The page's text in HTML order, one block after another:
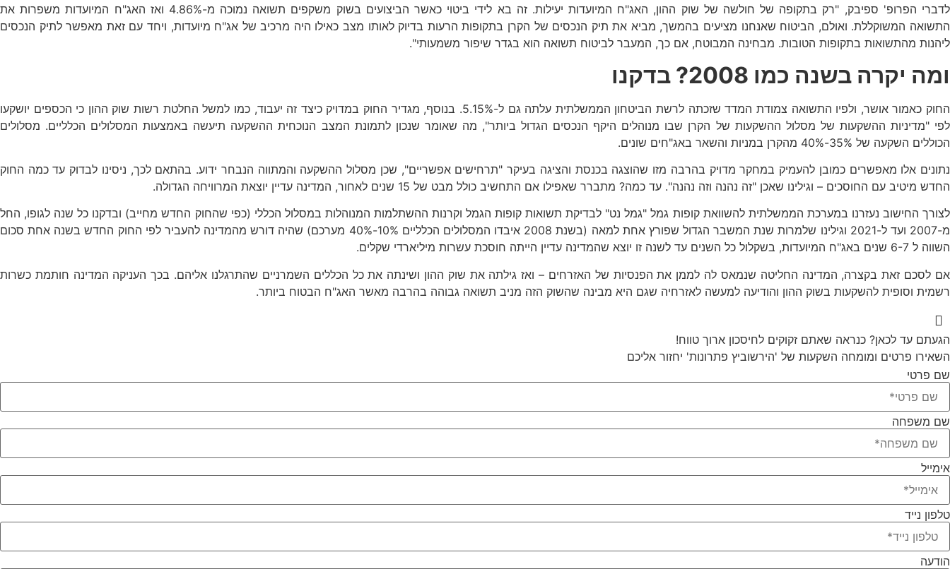
לדברי הפרופ' ספיבק, "רק בתקופה של חולשה של שוק ההון, האג"ח המיועדות יעילות. זה בא לידי ביטוי כאשר הביצועים בשוק משקפים תשואה נמוכה מ-4.86% ואז האג"ח המיועדות משפרות את
התשואה המשוקללת. ואולם, הביטוח שאנחנו מציעים בהמשך, מביא את תיק הנכסים של הקרן בתקופות הרעות בדיוק לאותו מצב כאילו היה מרכיב של אג"ח מיועדות, ויחד עם זאת מאפשר לתיק הנכסים
ליהנות מהתשואות בתקופות הטובות. מבחינה המבוטח, אם כך, המעבר לביטוח תשואה הוא בגדר שיפור משמעותי".
ומה יקרה בשנה כמו 2008? בדקנו
החוק כאמור אושר, ולפיו התשואה צמודת המדד שזכתה לרשת הביטחון הממשלתית עלתה גם ל-5.15%. בנוסף, מגדיר החוק במדויק כיצד זה יעבוד, כמו למשל החלטת רשות שוק ההון כי הכספים יושקעו
לפי "מדיניות ההשקעות של מסלול ההשקעות של הקרן שבו מנוהלים היקף הנכסים הגדול ביותר", מה שאומר שנכון לתמונת המצב הנוכחית ההשקעה תיעשה באמצעות המסלולים הכלליים. מסלולים
הכוללים השקעה של 35%-40% מהקרן במניות והשאר באג"חים שונים.
נתונים אלו מאפשרים כמובן להעמיק במחקר מדויק בהרבה מזו שהוצגה בכנסת והציגה בעיקר "תרחישים אפשריים", שכן מסלול ההשקעה והמתווה הנבחר ידוע. בהתאם לכך, ניסינו לבדוק עד כמה החוק
החדש מיטיב עם החוסכים – וגילינו שאכן "זה נהנה וזה נהנה". עד כמה? מתברר שאפילו אם התחשיב כולל מבט של 15 שנים לאחור, המדינה עדיין יוצאת המרוויחה הגדולה.
לצורך החישוב נעזרנו במערכת הממשלתית להשוואת קופות גמל "גמל נט" לבדיקת תשואות קופות הגמל וקרנות ההשתלמות המנוהלות במסלול הכללי (כפי שהחוק החדש מחייב) ובדקנו כל שנה לגופו, החל
מ-2007 ועד ל-2021 וגילינו שלמרות שנת המשבר הגדול שפורץ אחת למאה (בשנת 2008 איבדו המסלולים הכלליים 10%-40% מערכם) שהיה דורש מהמדינה להעביר לפי החוק החדש בשנה אחת סכום
השווה ל 6-7 שנים באג"ח המיועדות, בשקלול כל השנים עד לשנה זו יוצא שהמדינה עדיין הייתה חוסכת עשרות מיליארדי שקלים.
אם לסכם זאת בקצרה, המדינה החליטה שנמאס לה לממן את הפנסיות של האזרחים – ואז גילתה את שוק ההון ושינתה את כל הכללים השמרניים שהתרגלנו אליהם. בכך העניקה המדינה חותמת כשרות
רשמית וסופית להשקעות בשוק ההון והודיעה למעשה לאזרחיה שגם היא מבינה שהשוק הזה מניב תשואה גבוהה בהרבה מאשר האג"ח הבטוח ביותר.
הגעתם עד לכאן? כנראה שאתם זקוקים לחיסכון ארוך טווח!
השאירו פרטים ומומחה השקעות של 'הירשוביץ פתרונות' יחזור אליכם
שם פרטי
שם משפחה
אימייל
טלפון נייד
הודעה